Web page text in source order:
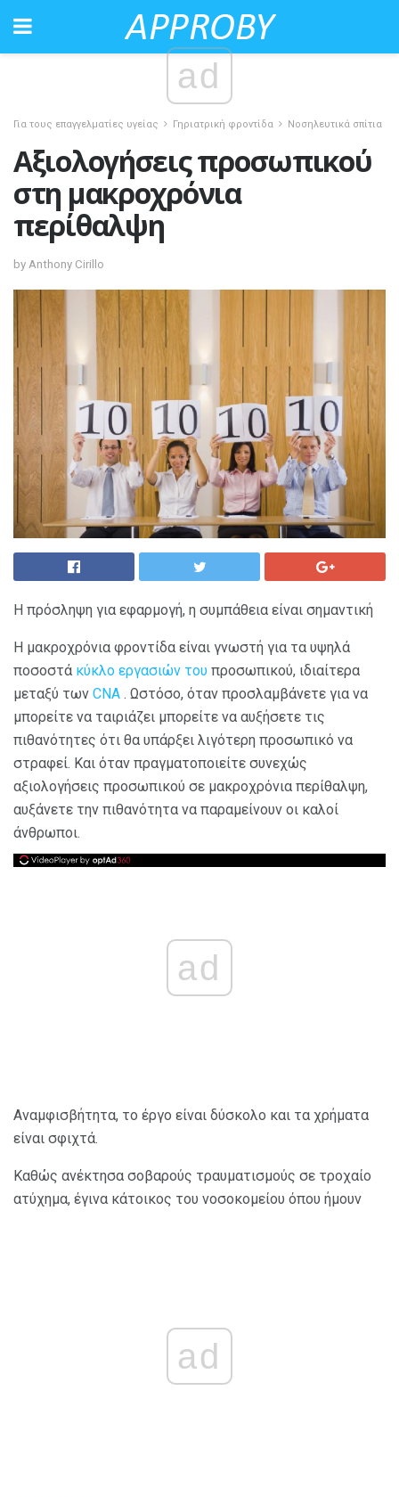
ad
Για τους επαγγελματίες υγείας Γηριατρική φροντίδα Νοσηλευτικά σπίτια
Αξιολογήσεις προσωπικού
στη μακροχρόνια
περίθαλψη
by Anthony Cirillo
Η πρόσληψη για εφαρμογή, η συμπάθεια είναι σημαντική
Η μακροχρόνια φροντίδα είναι γνωστή για τα υψηλά
ποσοστά κύκλο εργασιών του προσωπικού, ιδιαίτερα
μεταξύ των CNA . Ωστόσο, όταν προσλαμβάνετε για να
μπορείτε να ταιριάζει μπορείτε να αυξήσετε τις
πιθανότητες ότι θα υπάρξει λιγότερη προσωπικό να
στραφεί. Και όταν πραγματοποιείτε συνεχώς
αξιολογήσεις προσωπικού σε μακροχρόνια περίθαλψη,
αυξάνετε την πιθανότητα να παραμείνουν οι καλοί
άνθρωποι.
ad
Αναμφισβήτητα, το έργο είναι δύσκολο και τα χρήματα
είναι σφιχτά.
Καθώς ανέκτησα σοβαρούς τραυματισμούς σε τροχαίο
ατύχημα, έγινα κάτοικος του νοσοκομείου όπου ήμουν
ad